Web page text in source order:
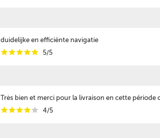
duidelijke en efficiënte navigatie
iiiii 5/5
Très bien et merci pour la livraison en cette période
iiiii 4/5